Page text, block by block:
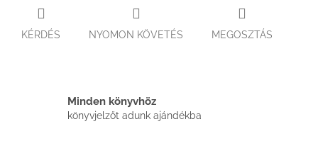
KÉRDÉS NYOMON KÖVETÉS MEGOSZTÁS
Minden könyvhöz
könyvjelzőt adunk ajándékba